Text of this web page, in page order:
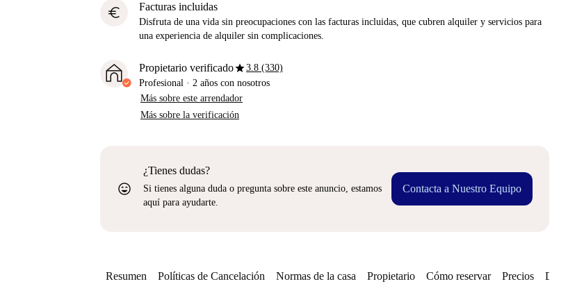
euro Facturas incluidas
Disfruta de una vida sin preocupaciones con las facturas incluidas, que cubren alquiler y servicios para
una experiencia de alquiler sin complicaciones.
Propietario verificadostar3.8 (330)
Profesional · 2 años con nosotros
Más sobre este arrendador
Más sobre la verificación
sentiment_very_satisfied
¿Tienes dudas?
Si tienes alguna duda o pregunta sobre este anuncio, estamos
aquí para ayudarte.
Contacta a Nuestro Equipo
Resumen Políticas de Cancelación Normas de la casa Propietario Cómo reservar Precios